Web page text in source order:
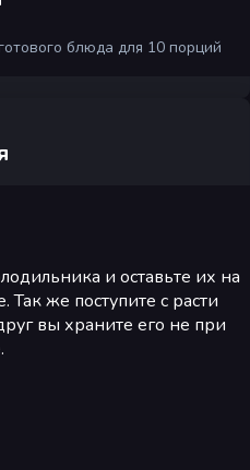
блюда для 10 порций
и оставьте их на
же поступите с расти
вы храните его не при